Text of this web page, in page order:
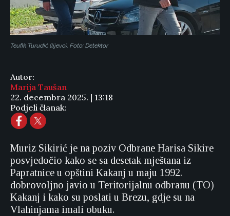
Teufik Turudić (lijevo). Foto: Detektor
Autor:
Marija Taušan
22. decembra 2025. | 13:18
Podjeli članak:
Muriz Sikirić je na poziv Odbrane Harisa Sikire
posvjedočio kako se sa desetak mještana iz
Papratnice u opštini Kakanj u maju 1992.
dobrovoljno javio u Teritorijalnu odbranu (TO)
Kakanj i kako su poslati u Brezu, gdje su na
Vlahinjama imali obuku.